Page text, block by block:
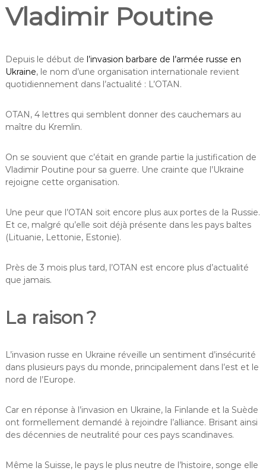
Vladimir Poutine
Depuis le début de l’invasion barbare de l’armée russe en
Ukraine, le nom d’une organisation internationale revient
quotidiennement dans l’actualité : L’OTAN.
OTAN, 4 lettres qui semblent donner des cauchemars au
maître du Kremlin.
On se souvient que c’était en grande partie la justification de
Vladimir Poutine pour sa guerre. Une crainte que l’Ukraine
rejoigne cette organisation.
Une peur que l’OTAN soit encore plus aux portes de la Russie.
Et ce, malgré qu’elle soit déjà présente dans les pays baltes
(Lituanie, Lettonie, Estonie).
Près de 3 mois plus tard, l’OTAN est encore plus d’actualité
que jamais.
La raison ?
L’invasion russe en Ukraine réveille un sentiment d’insécurité
dans plusieurs pays du monde, principalement dans l’est et le
nord de l’Europe.
Car en réponse à l’invasion en Ukraine, la Finlande et la Suède
ont formellement demandé à rejoindre l’alliance. Brisant ainsi
des décennies de neutralité pour ces pays scandinaves.
Même la Suisse, le pays le plus neutre de l’histoire, songe elle